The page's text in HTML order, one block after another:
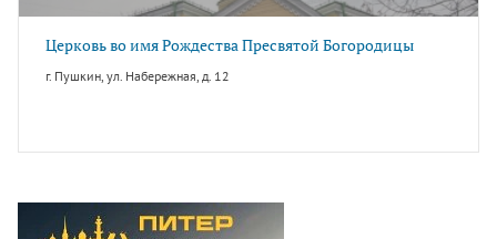
Церковь во имя Рождества Пресвятой Богородицы
г. Пушкин, ул. Набережная, д. 12